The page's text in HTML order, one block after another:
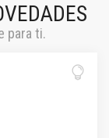
para ti.